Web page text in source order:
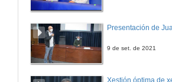
9 de set. de 2021